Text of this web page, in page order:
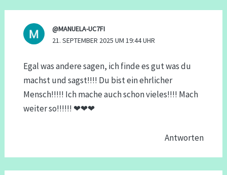
@MANUELA-UC7FI
21. SEPTEMBER 2025 UM 19:44 UHR
Egal was andere sagen, ich finde es gut was du
machst und sagst!!!! Du bist ein ehrlicher
Mensch!!!!! Ich mache auch schon vieles!!!! Mach
weiter so!!!!!! ❤❤❤
Antworten